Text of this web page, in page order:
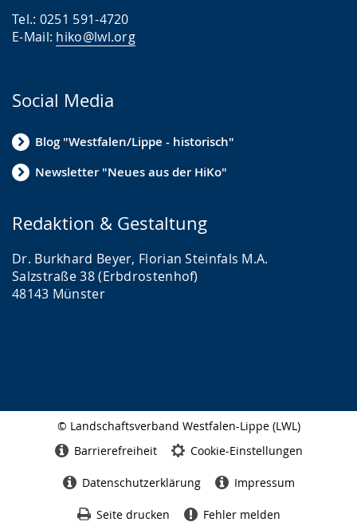
Tel.: 0251 591-4720
E-Mail: hiko@lwl.org
Social Media
Blog "Westfalen/Lippe - historisch"
Newsletter "Neues aus der HiKo"
Redaktion & Gestaltung
Dr. Burkhard Beyer, Florian Steinfals M.A.
Salzstraße 38 (Erbdrostenhof)
48143 Münster
© Landschaftsverband Westfalen-Lippe (LWL)
Barrierefreiheit Cookie-Einstellungen
Datenschutzerklärung Impressum
Seite drucken Fehler melden